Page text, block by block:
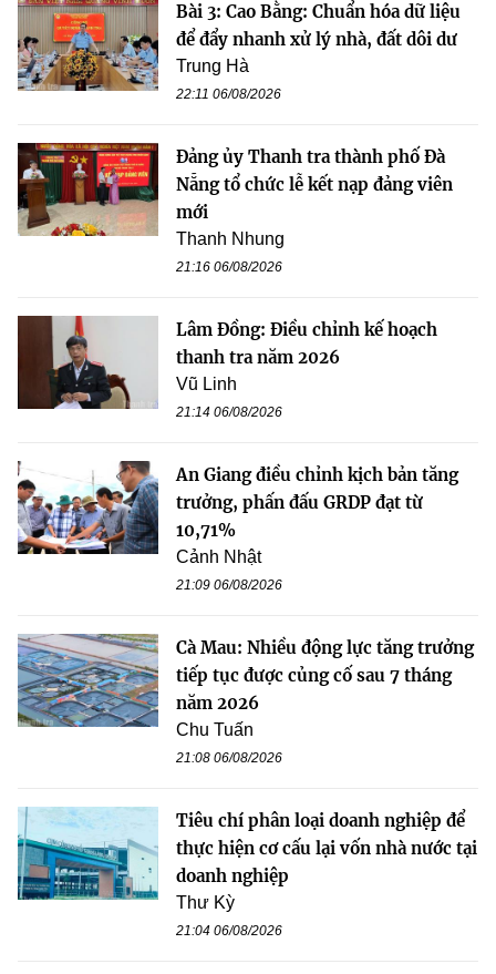
Bài 3: Cao Bằng: Chuẩn hóa dữ liệu
để đẩy nhanh xử lý nhà, đất dôi dư
Trung Hà
22:11 06/08/2026
Đảng ủy Thanh tra thành phố Đà
Nẵng tổ chức lễ kết nạp đảng viên
mới
Thanh Nhung
21:16 06/08/2026
Lâm Đồng: Điều chỉnh kế hoạch
thanh tra năm 2026
Vũ Linh
21:14 06/08/2026
An Giang điều chỉnh kịch bản tăng
trưởng, phấn đấu GRDP đạt từ
10,71%
Cảnh Nhật
21:09 06/08/2026
Cà Mau: Nhiều động lực tăng trưởng
tiếp tục được củng cố sau 7 tháng
năm 2026
Chu Tuấn
21:08 06/08/2026
Tiêu chí phân loại doanh nghiệp để
thực hiện cơ cấu lại vốn nhà nước tại
doanh nghiệp
Thư Kỳ
21:04 06/08/2026